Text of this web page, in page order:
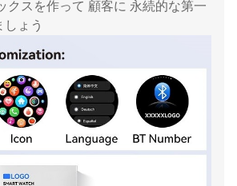
クスを作って 顧客に 永続的な第一
しょう